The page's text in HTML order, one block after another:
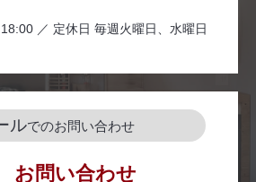
／ 定休日 毎週火曜日、水曜日
ルでのお問い合わせ
お問い合わせ